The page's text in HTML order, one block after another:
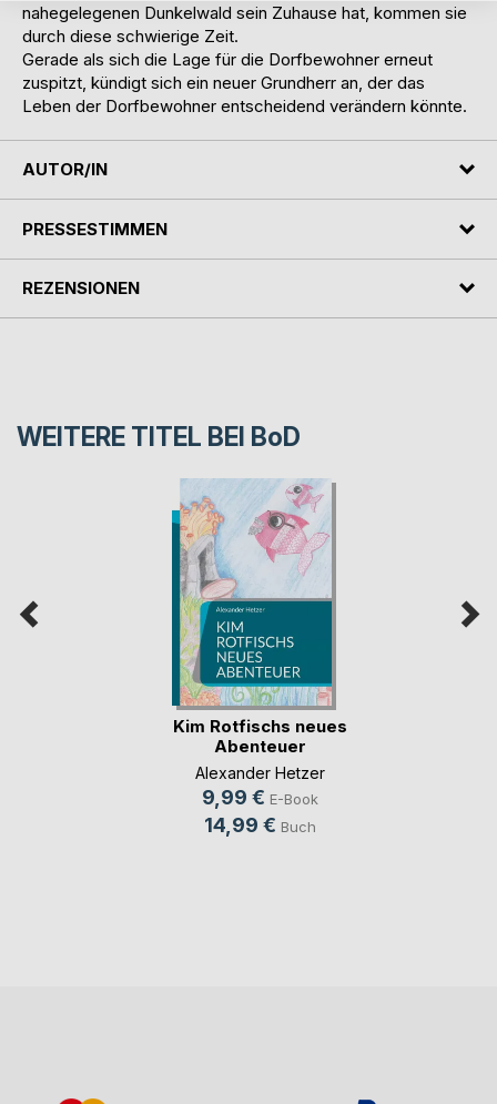
nahegelegenen Dunkelwald sein Zuhause hat, kommen sie
durch diese schwierige Zeit.
Gerade als sich die Lage für die Dorfbewohner erneut
zuspitzt, kündigt sich ein neuer Grundherr an, der das
Leben der Dorfbewohner entscheidend verändern könnte.
AUTOR/IN
PRESSESTIMMEN
REZENSIONEN
WEITERE TITEL BEI BoD
Kim Rotfischs neues
Abenteuer
Alexander Hetzer
9,99 € E-Book
14,99 € Buch